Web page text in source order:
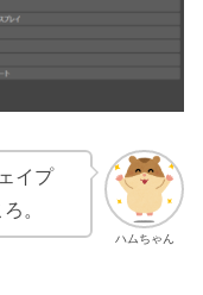
ハムちゃん
イプ
。